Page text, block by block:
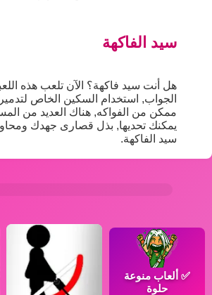
سيد الفاكهة
هل أنت سيد فاكهة؟ الآن تلعب هذه
الجواب, استخدام السكين الخاص
ممكن من الفواكه, هناك العديد من
يمكنك تحديها, بذل قصارى جهدك
سيد الفاكهة.
✅ ألعاب منوعة
حلوة